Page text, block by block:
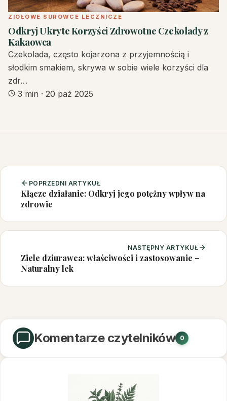
ZIOŁOWE SUROWCE LECZNICZE
Odkryj Ukryte Korzyści Zdrowotne Czekolady z
Kakaowca
Czekolada, często kojarzona z przyjemnością i
słodkim smakiem, skrywa w sobie wiele korzyści dla
zdr…
3 min · 20 paź 2025
POPRZEDNI ARTYKUŁ
Kłącze działanie: Odkryj jego potężny wpływ na
zdrowie
NASTĘPNY ARTYKUŁ
Ziele dziurawca: właściwości i zastosowanie –
Naturalny lek
Komentarze czytelników 0